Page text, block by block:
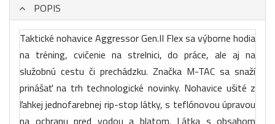
POPIS
Taktické nohavice Aggressor Gen.II Flex sa výborne hodia
na tréning, cvičenie na strelnici, do práce, ale aj na
služobnú cestu či prechádzku. Značka M-TAC sa snaží
prinášať na trh technologické novinky. Nohavice ušité z
ľahkej jednofarebnej rip-stop látky, s teflónovou úpravou
na ochranu pred vodou a blatom. Látka s obsahom